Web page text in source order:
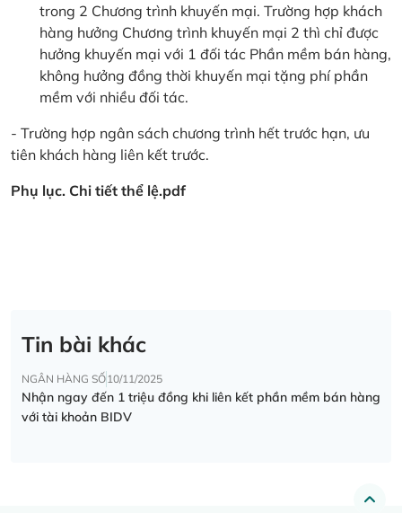
trong 2 Chương trình khuyến mại. Trường hợp khách
hàng hưởng Chương trình khuyến mại 2 thì chỉ được
hưởng khuyến mại với 1 đối tác Phần mềm bán hàng,
không hưởng đồng thời khuyến mại tặng phí phần
mềm với nhiều đối tác.
- Trường hợp ngân sách chương trình hết trước hạn, ưu
tiên khách hàng liên kết trước.
Phụ lục. Chi tiết thể lệ.pdf
Tin bài khác
NGÂN HÀNG SỐ10/11/2025
Nhận ngay đến 1 triệu đồng khi liên kết phần mềm bán hàng
với tài khoản BIDV